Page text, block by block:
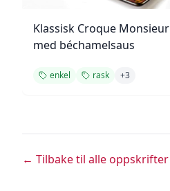
Klassisk Croque Monsieur
med béchamelsaus
enkel rask +3
← Tilbake til alle oppskrifter